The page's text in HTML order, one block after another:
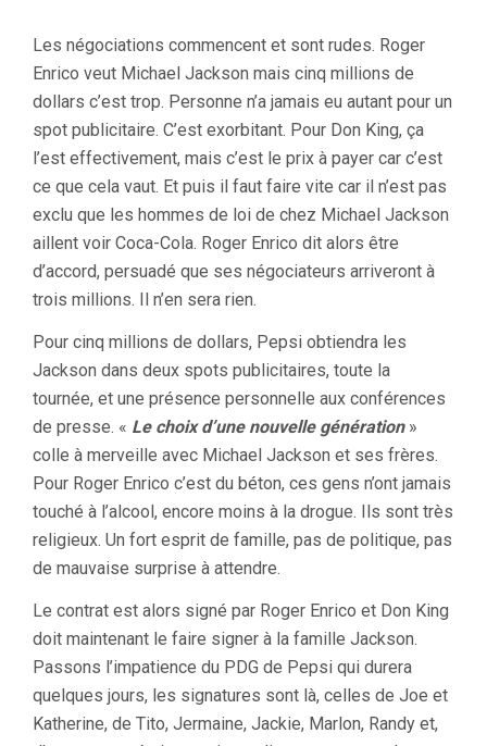
Les négociations commencent et sont rudes. Roger
Enrico veut Michael Jackson mais cinq millions de
dollars c’est trop. Personne n’a jamais eu autant pour un
spot publicitaire. C’est exorbitant. Pour Don King, ça
l’est effectivement, mais c’est le prix à payer car c’est
ce que cela vaut. Et puis il faut faire vite car il n’est pas
exclu que les hommes de loi de chez Michael Jackson
aillent voir Coca-Cola. Roger Enrico dit alors être
d’accord, persuadé que ses négociateurs arriveront à
trois millions. Il n’en sera rien.
Pour cinq millions de dollars, Pepsi obtiendra les
Jackson dans deux spots publicitaires, toute la
tournée, et une présence personnelle aux conférences
de presse. « Le choix d’une nouvelle génération»
colle à merveille avec Michael Jackson et ses frères.
Pour Roger Enrico c’est du béton, ces gens n’ont jamais
touché à l’alcool, encore moins à la drogue. Ils sont très
religieux. Un fort esprit de famille, pas de politique, pas
de mauvaise surprise à attendre.
Le contrat est alors signé par Roger Enrico et Don King
doit maintenant le faire signer à la famille Jackson.
Passons l’impatience du PDG de Pepsi qui durera
quelques jours, les signatures sont là, celles de Joe et
Katherine, de Tito, Jermaine, Jackie, Marlon, Randy et,